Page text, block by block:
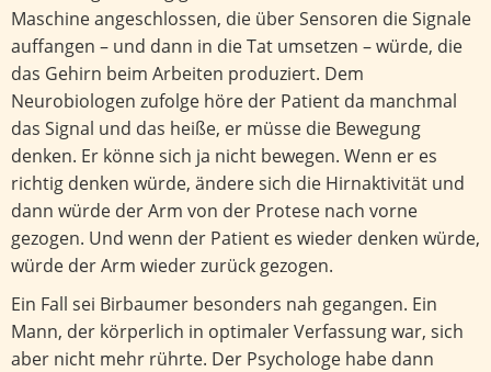
Maschine angeschlossen, die über Sensoren die Signale
auffangen – und dann in die Tat umsetzen – würde, die
das Gehirn beim Arbeiten produziert. Dem
Neurobiologen zufolge höre der Patient da manchmal
das Signal und das heiße, er müsse die Bewegung
denken. Er könne sich ja nicht bewegen. Wenn er es
richtig denken würde, ändere sich die Hirnaktivität und
dann würde der Arm von der Protese nach vorne
gezogen. Und wenn der Patient es wieder denken würde,
würde der Arm wieder zurück gezogen.
Ein Fall sei Birbaumer besonders nah gegangen. Ein
Mann, der körperlich in optimaler Verfassung war, sich
aber nicht mehr rührte. Der Psychologe habe dann